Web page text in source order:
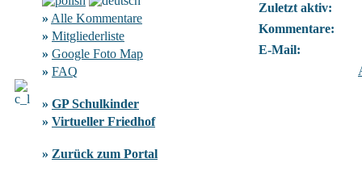
» Alle Kommentare
» Mitgliederliste
» Google Foto Map
» FAQ
» GP Schulkinder
» Virtueller Friedhof
» Zurück zum Portal
Zuletzt aktiv:
Kommentare:
E-Mail: